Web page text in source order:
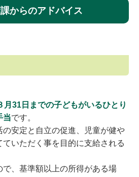
からのアドバイス
月31日までの子どもがいるひとり
当です。
の安定と自立の促進、児童が健や
いただく事を目的に支給される
で、基準額以上の所得がある場